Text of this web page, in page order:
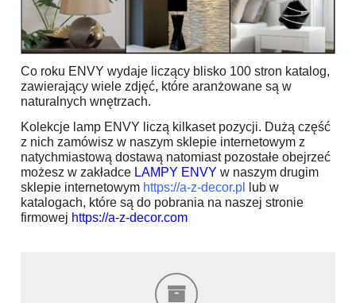
Co roku ENVY wydaje liczący blisko 100 stron katalog,
zawierający wiele zdjęć, które aranżowane są w
naturalnych wnętrzach.
Kolekcje lamp ENVY liczą kilkaset pozycji. Dużą część
z nich zamówisz w naszym sklepie internetowym z
natychmiastową dostawą natomiast pozostałe obejrzeć
możesz w zakładce LAMPY ENVY w naszym drugim
sklepie internetowym https://a-z-decor.pl
lub w
katalogach, które są do pobrania na naszej stronie
firmowej https://a-z-decor.com